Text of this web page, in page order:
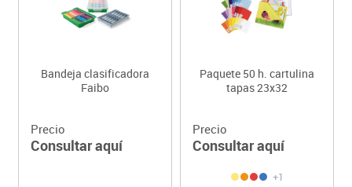
Bandeja clasificadora
Faibo
Precio
Consultar aquí
Paquete 50 h. cartulina
tapas 23x32
Precio
Consultar aquí
+1